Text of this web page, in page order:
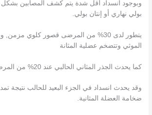
وبوجود انسداد أقل شدة يتم كشف المصابين
بولي نهاري أو إنتان بولي.
يتطور لدى 30% من المرضى قصور كلوي مزمن,
الموثي وتتضخم عضلية المثانة
كما يحدث الجذر المثاني الحالبي عند 20% من المرضى
وقد يحدث انسداد في الجزء البعيد للحالب نتيجة
ضخامة العضلة المثانية.